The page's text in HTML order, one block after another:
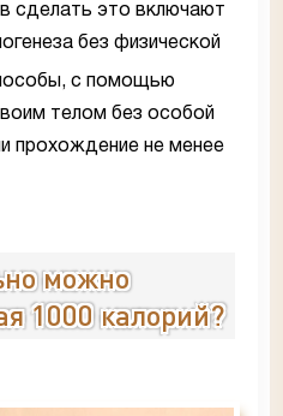
сделать это включают
без физической
с помощью
телом без особой
прохождение не менее
можно
1000 калорий?